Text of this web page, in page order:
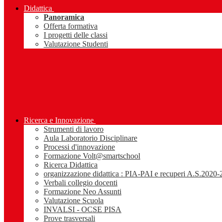
Didattica
Panoramica
Offerta formativa
I progetti delle classi
Valutazione Studenti
Ricerca e Innovazione
Strumenti di lavoro
Aula Laboratorio Disciplinare
Processi d'innovazione
Formazione Volt@smartschool
Ricerca Didattica
organizzazione didattica : PIA-PAI e recuperi A.S.2020-
Verbali collegio docenti
Formazione Neo Assunti
Valutazione Scuola
INVALSI - OCSE PISA
Prove trasversali